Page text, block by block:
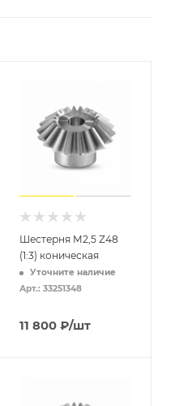
Шестерня M2,5 Z48
(1:3) коническая
Уточните наличие
Арт.: 33251348
11 800 ₽/шт